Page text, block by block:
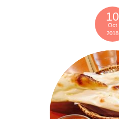
10
Oct
2018